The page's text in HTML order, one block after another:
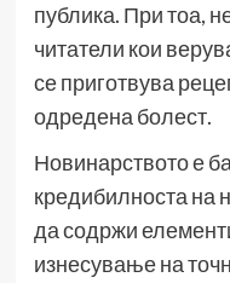
публика. При тоа,
читатели кои
се приготвува
одредена болест.
Новинарството е
кредибилноста на
да содржи
изнесување на